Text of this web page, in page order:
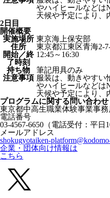
やハイヒールなどは
天候や予定により、
2日目
開催概要
実施場所 東京海上保安部
住所
東京都江東区青海2-
開始／終
了時刻
12:45～16:30
持ち物
筆記用具のみ
注意事項 服装は、動きやすい
やハイヒールなどは
天候や予定により、
プログラムに関する問い合わせ
東京都中高生職業体験事業事務
電話番号
03-4567-6650 （電話受付：平日
メールアドレス
shokugyotaiken-
企業・団体向け情報は
こちら